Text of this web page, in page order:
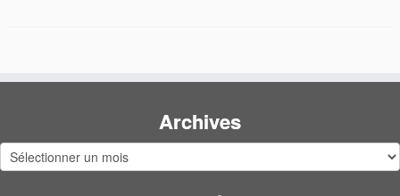
Archives
Archives